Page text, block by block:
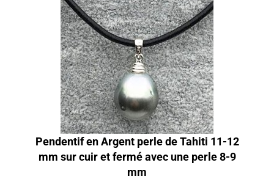
Pendentif en Argent perle de Tahiti 11-12
mm sur cuir et fermé avec une perle 8-9
mm